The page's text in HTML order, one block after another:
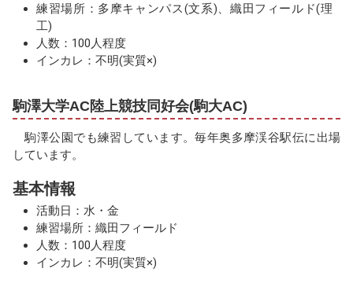
練習場所：多摩キャンパス(文系)、織田フィールド(理
工)
人数：100人程度
インカレ：不明(実質×)
駒澤大学AC陸上競技同好会(駒大AC)
駒澤公園でも練習しています。毎年奥多摩渓谷駅伝に出場
しています。
基本情報
活動日：水・金
練習場所：織田フィールド
人数：100人程度
インカレ：不明(実質×)